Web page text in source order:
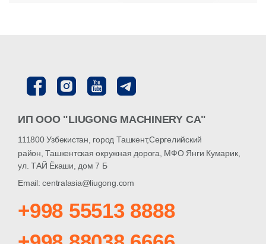
ИП ООО "LIUGONG MACHINERY CA"
111800 Узбекистан, город Ташкент,Сергелийский
район, Ташкентская окружная дорога, МФО Янги Кумарик,
ул. ТАЙ Ёкаши, дом 7 Б
Email: centralasia@liugong.com
+998 55513 8888